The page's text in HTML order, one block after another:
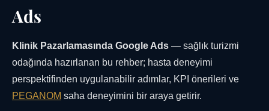
Ads
Klinik Pazarlamasında Google Ads — sağlık turizmi
odağında hazırlanan bu rehber; hasta deneyimi
perspektifinden uygulanabilir adımlar, KPI önerileri ve
PEGANOM saha deneyimini bir araya getirir.